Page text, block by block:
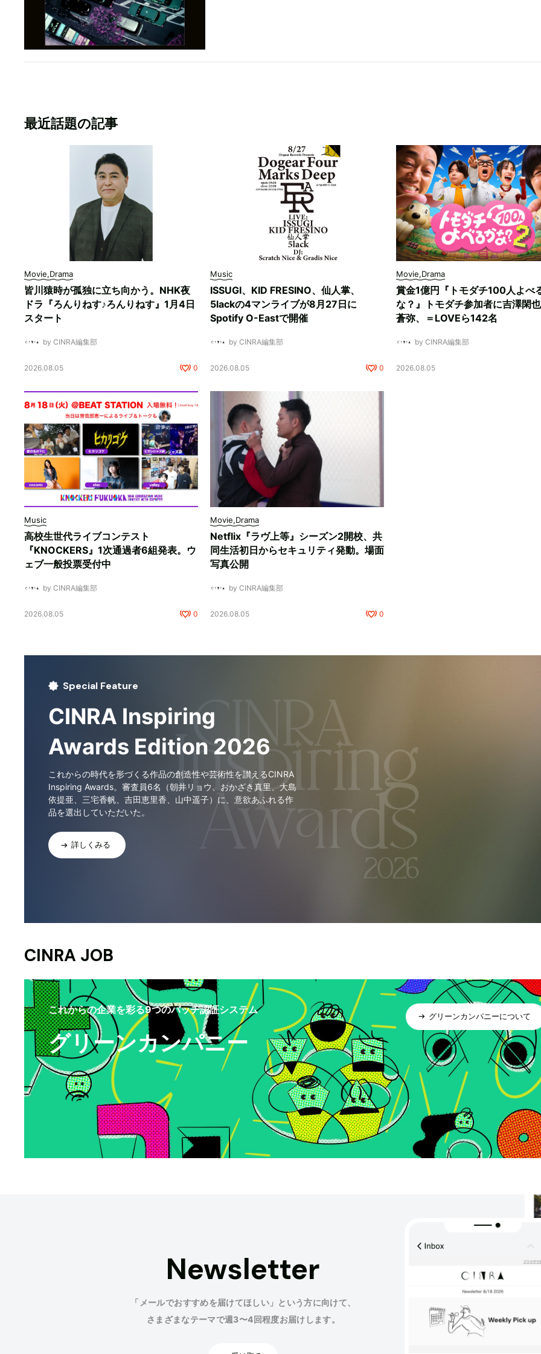
最近話題の記事
Movie,Drama
皆川猿時が孤独に立ち向かう。NHK夜
ドラ『ろんりねす♪ろんりねす』1月4日
スタート
by CINRA編集部
2026.08.05 0
Music
ISSUGI、KID FRESINO、仙人掌、
5lackの4マンライブが8月27日に
Spotify O-Eastで開催
by CINRA編集部
2026.08.05 0
Movie,Drama
賞金1億円『トモダチ100人よべ
な？』トモダチ参加者に吉澤閑
蒼弥、＝LOVEら142名
by CINRA編集部
2026.08.05
Music
高校生世代ライブコンテスト
『KNOCKERS』1次通過者6組発表。ウ
ェブ一般投票受付中
by CINRA編集部
2026.08.05 0
Movie,Drama
Netflix『ラヴ上等』シーズン2開校、共
同生活初日からセキュリティ発動。場面
写真公開
by CINRA編集部
2026.08.05 0
Special Feature
CINRA Inspiring
Awards Edition 2026
これからの時代を形づくる作品の創造性や芸術性を讃えるCINRA
Inspiring Awards。審査員6名（朝井リョウ、おかざき真里、大島
依提亜、三宅香帆、吉田恵里香、山中遥子）に、意欲あふれる作
品を選出していただいた。
詳しくみる
CINRA JOB
これからの企業を彩る9つのバッヂ認証システム
グリーンカンパニー
グリーンカンパニーについて
Newsletter
「メールでおすすめを届けてほしい」という方に向けて、
さまざまなテーマで週3〜4回程度お届けします。